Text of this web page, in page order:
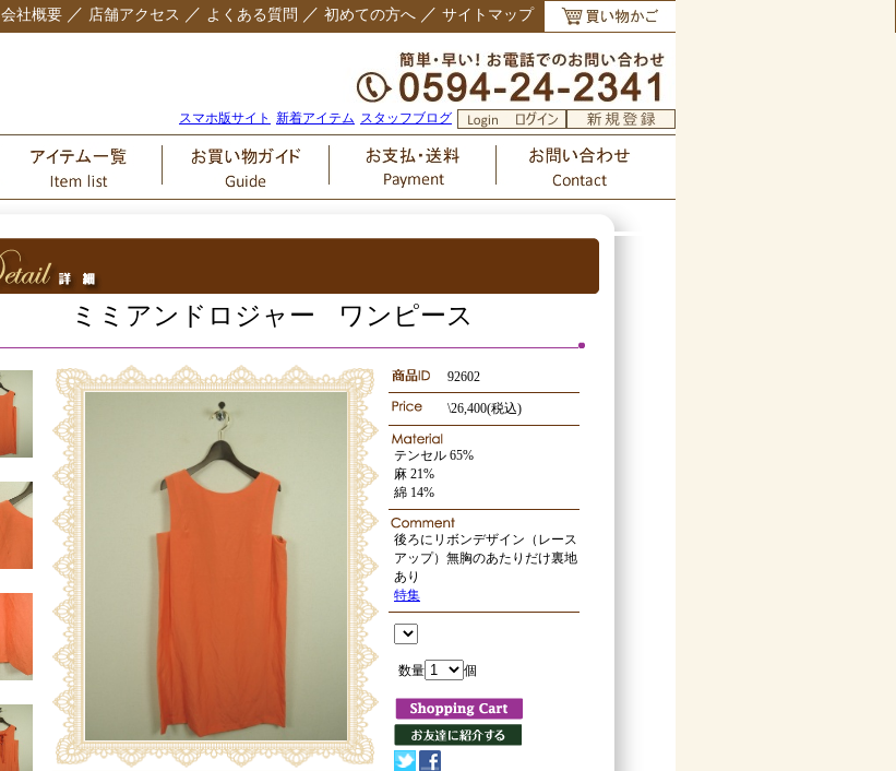
会社概要 ／ 店舗アクセス ／ よくある質問 ／ 初めての方へ ／ サイトマップ
スタッフブログ
新着アイテム
スマホ版サイト
ミミアンドロジャー ワンピース
92602
\26,400(税込)
テンセル 65%
麻 21%
綿 14%
後ろにリボンデザイン（レース
アップ）無胸のあたりだけ裏地
あり
特集
数量 個